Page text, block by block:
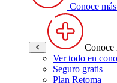
Conoce más
Conoce
Ver todo en
Seguro gratis
Plan Retoma